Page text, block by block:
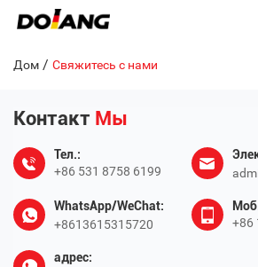
Дом / Свяжитесь с нами
Контакт Мы
Тел.:
+86 531 8758 6199
WhatsApp/WeChat:
+8613615315720
+86
адрес: